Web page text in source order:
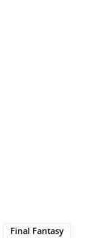
Final Fantasy